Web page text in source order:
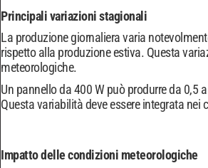
Principali variazioni stagionali
La produzione giornaliera varia
rispetto alla produzione estiva. Questa
meteorologiche.
Un pannello da 400 W può produrre da 0,5
Questa variabilità deve essere integrata
Impatto delle condizioni meteorologiche